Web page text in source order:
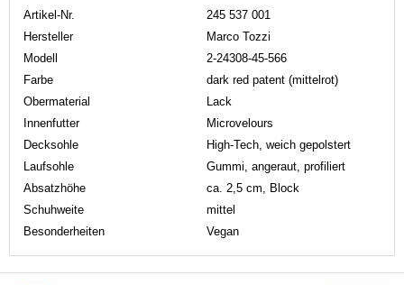
Artikel-Nr.
245 537 001
Hersteller
Marco Tozzi
Modell
2-24308-45-566
Farbe
dark red patent (mittelrot)
Obermaterial
Lack
Innenfutter
Microvelours
Decksohle
High-Tech, weich gepolstert
Laufsohle
Gummi, angeraut, profiliert
Absatzhöhe
ca. 2,5 cm, Block
Schuhweite
mittel
Besonderheiten
Vegan